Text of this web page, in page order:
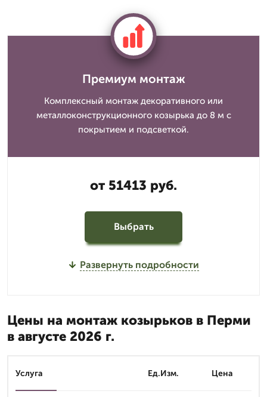
Премиум монтаж
Комплексный монтаж декоративного или
металлоконструкционного козырька до 8 м с
покрытием и подсветкой.
от 51413 руб.
Выбрать
Развернуть подробности
Цены на монтаж козырьков в Перми
в августе 2026 г.
Услуга Ед.Изм. Цена